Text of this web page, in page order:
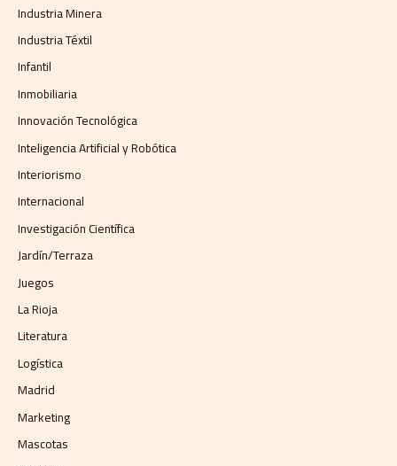
Industria Minera
Industria Téxtil
Infantil
Inmobiliaria
Innovación Tecnológica
Inteligencia Artificial y Robótica
Interiorismo
Internacional
Investigación Científica
Jardín/Terraza
Juegos
La Rioja
Literatura
Logística
Madrid
Marketing
Mascotas